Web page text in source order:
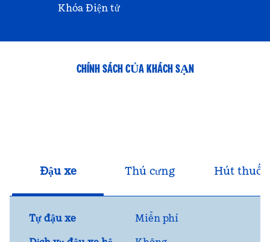
Khóa Điện tử
CHÍNH SÁCH CỦA KHÁCH SẠN
Đậu xe Thú cưng Hút thuốc
Tự đậu xe
Miễn phí